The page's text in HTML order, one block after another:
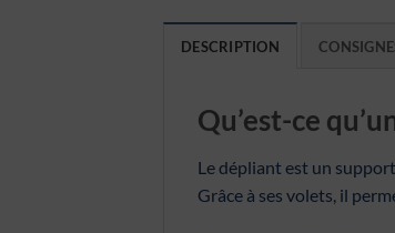
DESCRIPTION
Qu’est-ce
Le dépliant est un
Grâce à ses volets, il